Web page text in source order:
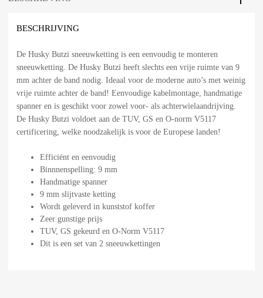
BESCHRIJVING
De Husky Butzi sneeuwketting is een eenvoudig te monteren
sneeuwketting. De Husky Butzi heeft slechts een vrije ruimte van 9
mm achter de band nodig. Ideaal voor de moderne auto’s met weinig
vrije ruimte achter de band! Eenvoudige kabelmontage, handmatige
spanner en is geschikt voor zowel voor- als achterwielaandrijving.
De Husky Butzi voldoet aan de TUV, GS en O-norm V5117
certificering, welke noodzakelijk is voor de Europese landen!
Efficiënt en eenvoudig
Binnnenspelling: 9 mm
Handmatige spanner
9 mm slijtvaste ketting
Wordt geleverd in kunststof koffer
Zeer gunstige prijs
TUV, GS gekeurd en O-Norm V5117
Dit is een set van 2 sneeuwkettingen